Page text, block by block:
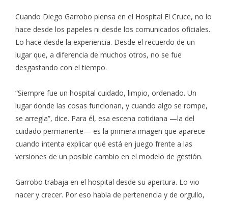
Cuando Diego Garrobo piensa en el Hospital El Cruce, no lo
hace desde los papeles ni desde los comunicados oficiales.
Lo hace desde la experiencia. Desde el recuerdo de un
lugar que, a diferencia de muchos otros, no se fue
desgastando con el tiempo.
“Siempre fue un hospital cuidado, limpio, ordenado. Un
lugar donde las cosas funcionan, y cuando algo se rompe,
se arregla”, dice. Para él, esa escena cotidiana —la del
cuidado permanente— es la primera imagen que aparece
cuando intenta explicar qué está en juego frente a las
versiones de un posible cambio en el modelo de gestión.
Garrobo trabaja en el hospital desde su apertura. Lo vio
nacer y crecer. Por eso habla de pertenencia y de orgullo,